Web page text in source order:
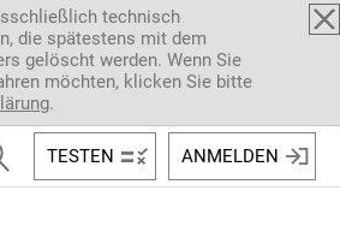
technisch
die spätestens mit dem
gelöscht werden. Wenn Sie
möchten, klicken Sie bitte
.
TESTEN ANMELDEN